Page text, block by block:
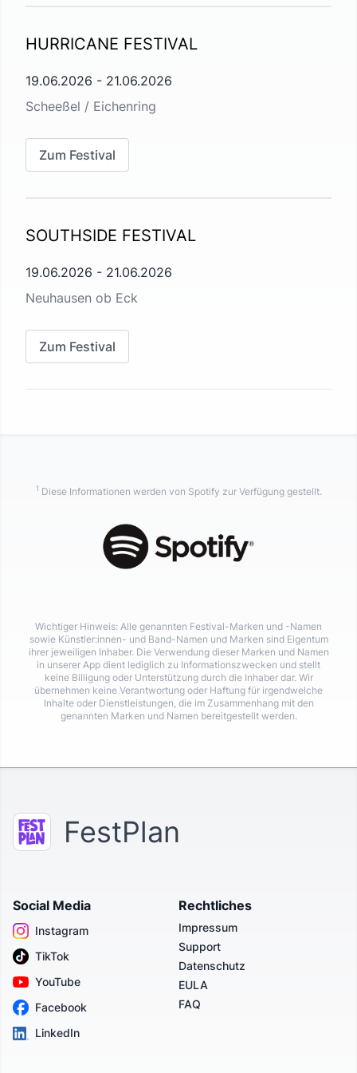
HURRICANE FESTIVAL
19.06.2026 - 21.06.2026
Scheeßel / Eichenring
Zum Festival
SOUTHSIDE FESTIVAL
19.06.2026 - 21.06.2026
Neuhausen ob Eck
Zum Festival
1 Diese Informationen werden von Spotify zur Verfügung gestellt.
Wichtiger Hinweis: Alle genannten Festival-Marken und -Namen
sowie Künstler:innen- und Band-Namen und Marken sind Eigentum
ihrer jeweiligen Inhaber. Die Verwendung dieser Marken und Namen
in unserer App dient lediglich zu Informationszwecken und stellt
keine Billigung oder Unterstützung durch die Inhaber dar. Wir
übernehmen keine Verantwortung oder Haftung für irgendwelche
Inhalte oder Dienstleistungen, die im Zusammenhang mit den
genannten Marken und Namen bereitgestellt werden.
FestPlan
Social Media
Instagram
TikTok
YouTube
Facebook
LinkedIn
Rechtliches
Impressum
Support
Datenschutz
EULA
FAQ